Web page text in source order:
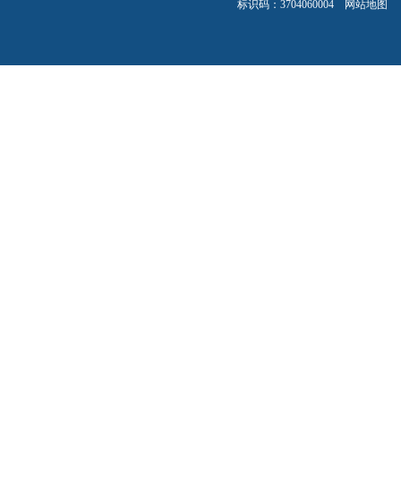
标识码：3704060004 网站地图